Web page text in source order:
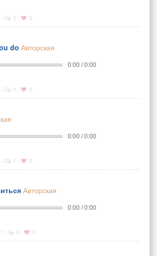
0 0
do Авторская
0:00 / 0:00
0 0
0:00 / 0:00
1 0
Авторская
0:00 / 0:00
0 0